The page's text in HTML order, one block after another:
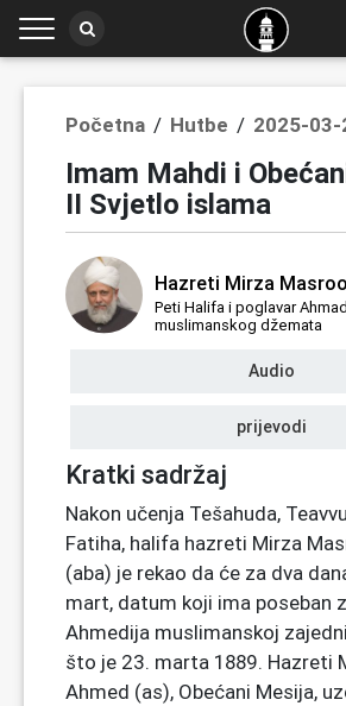
Početna / Hutbe / 2025-03-
Imam Mahdi i
II Svjetlo islama
Hazreti Mirza
Peti Halifa i poglavar
muslimanskog džemata
Audio
prijevodi
Kratki sadržaj
Nakon učenja Tešahuda,
Fatiha, halifa hazreti Mirza
(aba) je rekao da će za dva
mart, datum koji ima poseban
Ahmedija muslimanskoj
što je 23. marta 1889. Hazreti
Ahmed (as), Obećani Mesija,